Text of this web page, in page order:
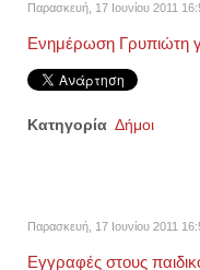
Παρασκευή, 17 Ιουνίου 2011
Ενημέρωση Γρυπιώτη
Κατηγορία Δήμοι
Παρασκευή, 17 Ιουνίου 2011
Εγγραφές στους